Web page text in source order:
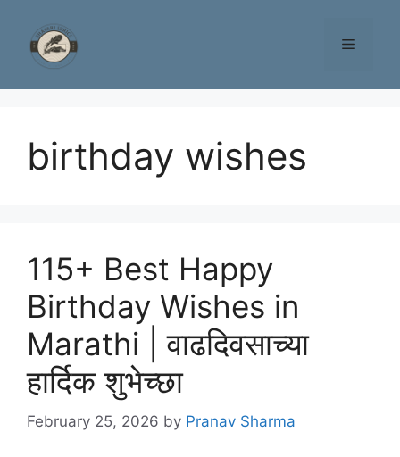
content
Menu
birthday wishes
115+ Best Happy
Birthday Wishes in
Marathi | वाढदिवसाच्या
हार्दिक शुभेच्छा
February 25, 2026 by Pranav Sharma